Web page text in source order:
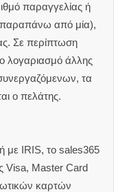
παραγγελίας ή
παραπάνω από μία),
Σε περίπτωση
λογαριασμό άλλης
τα
ο πελάτης.
με IRIS, το sales365
Visa, Master Card
καρτών